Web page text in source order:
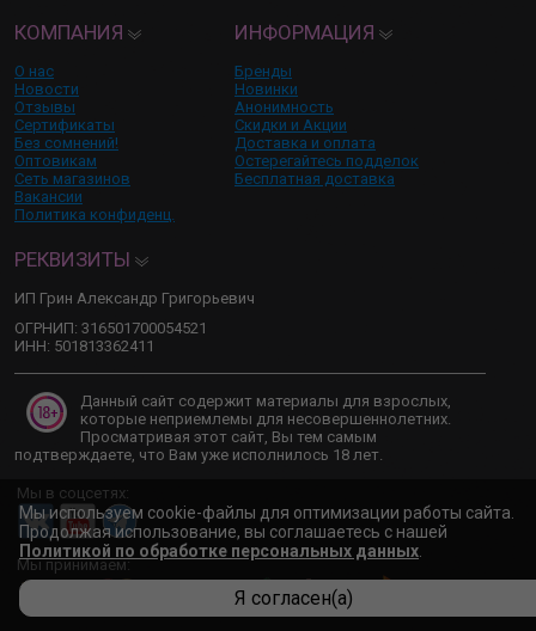
КОМПАНИЯ
О нас
Новости
Отзывы
Сертификаты
Без сомнений!
Оптовикам
Сеть магазинов
Вакансии
Политика конфиденц.
ИНФОРМАЦИЯ
Бренды
Новинки
Анонимность
Скидки и Акции
Доставка и оплата
Остерегайтесь подделок
Бесплатная доставка
РЕКВИЗИТЫ
ИП Грин Александр Григорьевич
ОГРНИП: 316501700054521
ИНН: 501813362411
Данный сайт содержит материалы для взрослых,
которые неприемлемы для несовершеннолетних.
Просматривая этот сайт, Вы тем самым
подтверждаете, что Вам уже исполнилось 18 лет.
Мы в соцсетях:
Мы принимаем:
Мы используем cookie-файлы для оптимизации работы сайта.
Продолжая использование, вы соглашаетесь с нашей
Политикой по обработке персональных данных
Я согласен(а)